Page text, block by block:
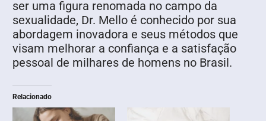
ser uma figura renomada no campo da
sexualidade, Dr. Mello é conhecido por sua
abordagem inovadora e seus métodos que
visam melhorar a confiança e a satisfação
pessoal de milhares de homens no Brasil.
Relacionado